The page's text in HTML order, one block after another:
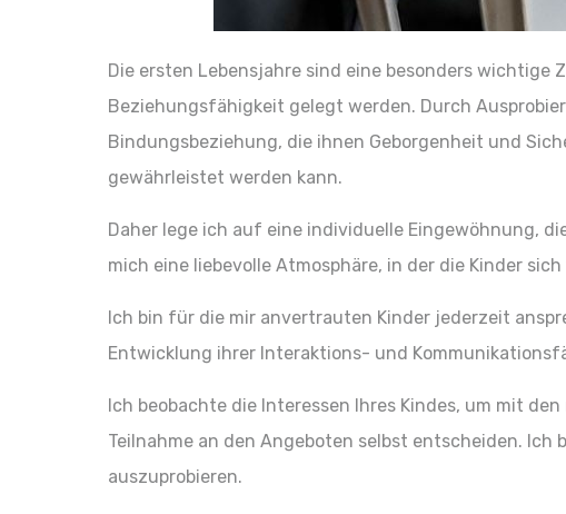
Die ersten Lebensjahre sind eine besonders
Beziehungsfähigkeit gelegt werden. Durch
Bindungsbeziehung, die ihnen Geborgenheit und
gewährleistet werden kann.
Daher lege ich auf eine individuelle Eingewöhnung,
mich eine liebevolle Atmosphäre, in der die Kinder
Ich bin für die mir anvertrauten Kinder jederzeit
Entwicklung ihrer Interaktions- und
Ich beobachte die Interessen Ihres Kindes, um mit
Teilnahme an den Angeboten selbst entscheiden.
auszuprobieren.